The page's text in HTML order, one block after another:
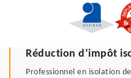
Réduction d’impôt
Professionnel en isolation